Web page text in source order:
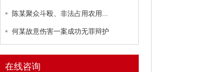
陈某聚众斗殴、非法占用农用...
何某故意伤害一案成功无罪辩护
在线咨询